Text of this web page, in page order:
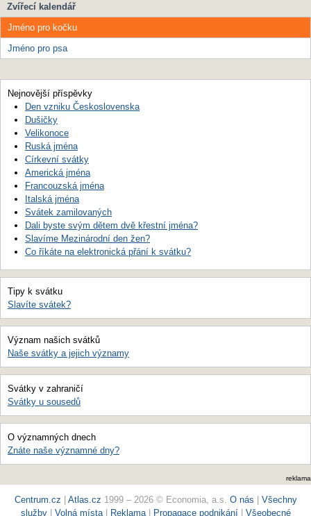
Zvířecí kalendář
Jméno pro kočku
Jméno pro psa
Nejnovější příspěvky
Den vzniku Československa
Dušičky
Velikonoce
Ruská jména
Církevní svátky
Americká jména
Francouzská jména
Italská jména
Svátek zamilovaných
Dali byste svým dětem dvě křestní jména?
Slavíme Mezinárodní den žen?
Co říkáte na elektronická přání k svátku?
Tipy k svátku
Slavíte svátek?
Význam našich svátků
Naše svátky a jejich významy
Svátky v zahraničí
Svátky u sousedů
O významných dnech
Znáte naše významné dny?
reklama
Centrum.cz Atlas.cz 1999 – 2026 © Economia, a.s. O nás
Všechny
služby
Volná místa| Reklama Propagace podnikání| Všeobecné